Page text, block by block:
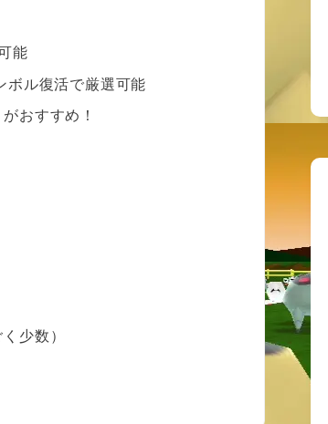
能
ル復活で厳選可能
おすすめ！
少数）